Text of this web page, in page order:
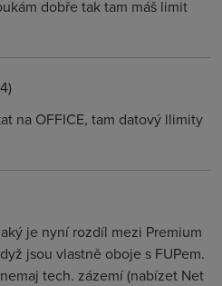
dobře tak tam máš limit
na OFFICE, tam datový llimity
je nyní rozdíl mezi Premium
jsou vlastně oboje s FUPem.
tech. zázemí (nabízet Net